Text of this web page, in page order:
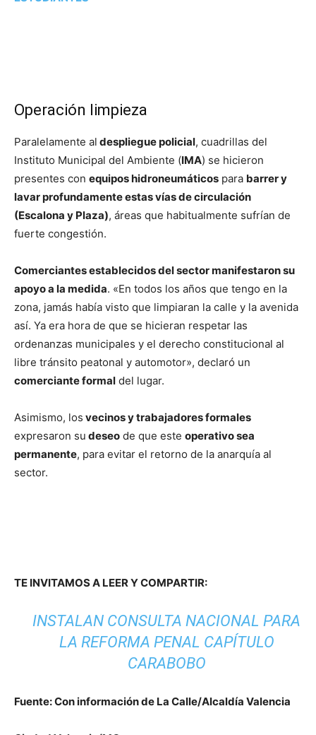
Operación limpieza
Paralelamente al despliegue policial, cuadrillas del
Instituto Municipal del Ambiente (IMA) se hicieron
presentes con equipos hidroneumáticos para barrer y
lavar profundamente estas vías de circulación
(Escalona y Plaza), áreas que habitualmente sufrían de
fuerte congestión.
Comerciantes establecidos del sector manifestaron su
apoyo a la medida. «En todos los años que tengo en la
zona, jamás había visto que limpiaran la calle y la avenida
así. Ya era hora de que se hicieran respetar las
ordenanzas municipales y el derecho constitucional al
libre tránsito peatonal y automotor», declaró un
comerciante formal del lugar.
Asimismo, los vecinos y trabajadores formales
expresaron su deseo de que este operativo sea
permanente, para evitar el retorno de la anarquía al
sector.
TE INVITAMOS A LEER Y COMPARTIR:
INSTALAN CONSULTA NACIONAL PARA
LA REFORMA PENAL CAPÍTULO
CARABOBO
Fuente: Con información de La Calle/Alcaldía Valencia